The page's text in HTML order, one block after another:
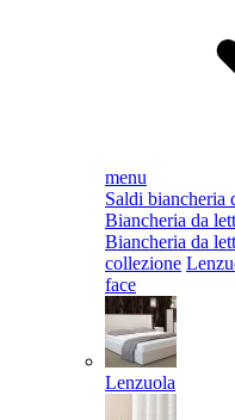
menu
Saldi biancheria
Biancheria da
Biancheria da
collezione
face
Lenzuola